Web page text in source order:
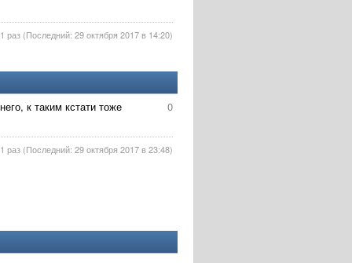
раз (Последний: 29 октября 2017 в 14:20)
0
к таким кстати тоже
раз (Последний: 29 октября 2017 в 23:48)